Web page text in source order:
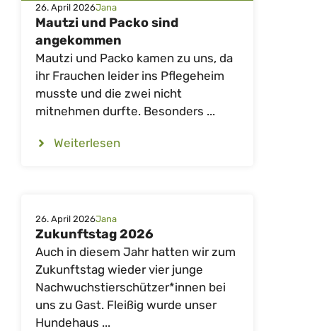
26. April 2026Jana
Mautzi und Packo sind
angekommen
Mautzi und Packo kamen zu uns, da
ihr Frauchen leider ins Pflegeheim
musste und die zwei nicht
mitnehmen durfte. Besonders ...
Weiterlesen
26. April 2026Jana
Zukunftstag 2026
Auch in diesem Jahr hatten wir zum
Zukunftstag wieder vier junge
Nachwuchstierschützer*innen bei
uns zu Gast. Fleißig wurde unser
Hundehaus ...